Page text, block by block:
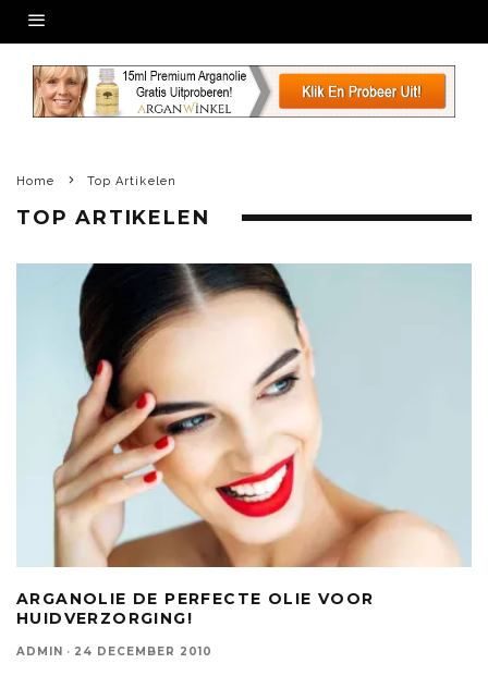
Home Top Artikelen
TOP ARTIKELEN
ARGANOLIE DE PERFECTE OLIE VOOR
HUIDVERZORGING!
ADMIN · 24 DECEMBER 2010